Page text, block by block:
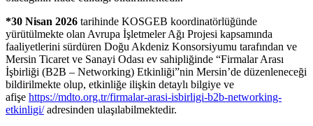
*30 Nisan 2026 tarihinde KOSGEB koordinatörlüğünde
yürütülmekte olan Avrupa İşletmeler Ağı Projesi kapsamında
faaliyetlerini sürdüren Doğu Akdeniz Konsorsiyumu tarafından ve
Mersin Ticaret ve Sanayi Odası ev sahipliğinde “Firmalar Arası
İşbirliği (B2B – Networking) Etkinliği”nin Mersin’de düzenleneceği
bildirilmekte olup, etkinliğe ilişkin detaylı bilgiye ve
afişe https://mdto.org.tr/firmalar-arasi-isbirligi-b2b-networking-
etkinligi/adresinden ulaşılabilmektedir.